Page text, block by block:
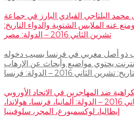
محمد البلتاجي القيادي البارز في جماعة
عنه الملابس الشتوية والدواء التاريخ:
تشرين الثاني 2016 – الدولة: مصر
ذو أصل مغربي في فرنسا بسبب دخوله
يحتوي مواضيع وأبحاث عن الإرهاب
تشرين الثاني 2016 – الدولة: فرنسا
ضد المهاجرين في الاتحاد الأوروبي
التاريخ: تشرين الثاني 2016 – الدولة: ألمانيا، فرنسا، هولاندا،
إيطاليا، لوكسمبورغ، المجر، سلوفينيا